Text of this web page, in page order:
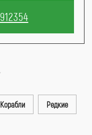
Корабли Редкие